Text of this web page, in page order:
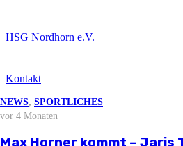
NEWS
vor 3 Wochen
Stellungnahme zur
NEWS
NEWS
vor 2 Monaten
Björn Zintel geht – Emiel
NEWS
vor 3 Monaten
Mathis Berger übernimmt
NEWS, SPORTLICHES
vor 4 Monaten
Max Horner kommt – Jaris
HSG Nordhorn e.V.
Kontakt
Downloads